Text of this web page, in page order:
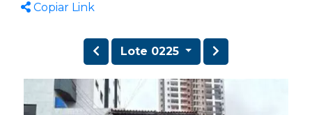
Copiar Link
Lote 0225